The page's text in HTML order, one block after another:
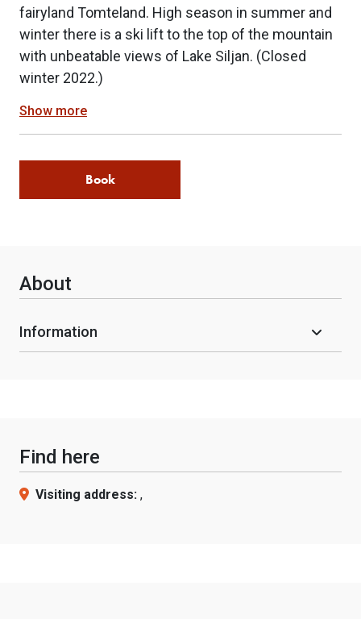
fairyland Tomteland. High season in summer and
winter there is a ski lift to the top of the mountain
with unbeatable views of Lake Siljan. (Closed
winter 2022.)
Show more
Book
About
Information
Find here
Visiting address: ,